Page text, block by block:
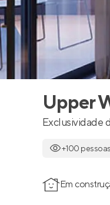
Upper
Exclusividade
+100
Em